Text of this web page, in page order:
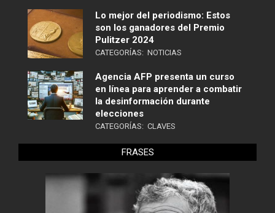
Lo mejor del periodismo: Estos
son los ganadores del Premio
Pulitzer 2024
CATEGORÍAS: NOTICIAS
Agencia AFP presenta un curso
en línea para aprender a combatir
la desinformación durante
elecciones
CATEGORÍAS: CLAVES
FRASES